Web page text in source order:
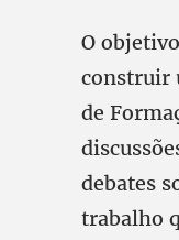
O
construir
de
debates
trabalho